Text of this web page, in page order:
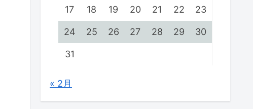
17 18 19 20 21 22 23
24 25 26 27 28 29 30
31
« 2月